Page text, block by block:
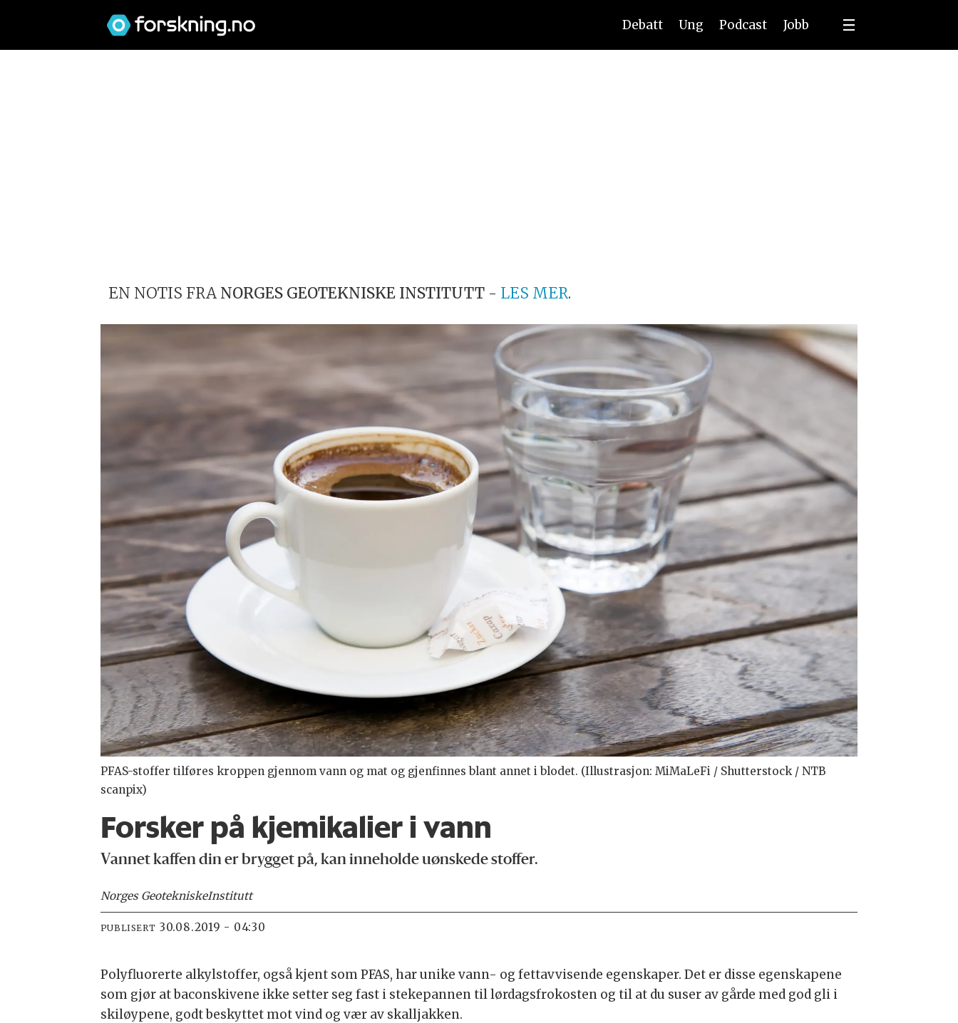
Debatt Ung Podcast Jobb
EN NOTIS FRA NORGES GEOTEKNISKE INSTITUTT- LES MER.
PFAS-stoffer tilføres kroppen gjennom vann og mat og gjenfinnes blant annet i blodet. (Illustrasjon: MiMaLeFi / Shutterstock / NTB
scanpix)
Forsker på kjemikalier i vann
Vannet kaffen din er brygget på, kan inneholde uønskede stoffer.
Norges GeotekniskeInstitutt
PUBLISERT 30.08.2019 - 04:30
Polyfluorerte alkylstoffer, også kjent som PFAS, har unike vann- og fettavvisende egenskaper. Det er disse egenskapene
som gjør at baconskivene ikke setter seg fast i stekepannen til lørdagsfrokosten og til at du suser av gårde med god gli i
skiløypene, godt beskyttet mot vind og vær av skalljakken.